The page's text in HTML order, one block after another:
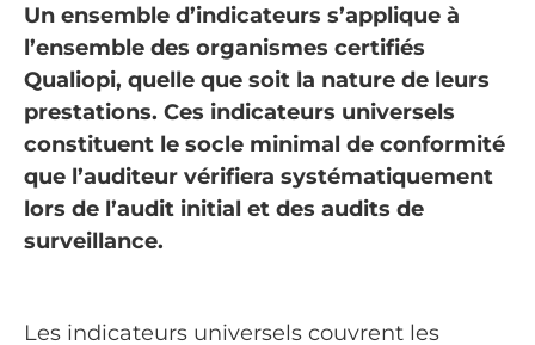
Un ensemble d’indicateurs s’applique à
l’ensemble des organismes certifiés
Qualiopi, quelle que soit la nature de leurs
prestations. Ces indicateurs universels
constituent le socle minimal de conformité
que l’auditeur vérifiera systématiquement
lors de l’audit initial et des audits de
surveillance.
Les indicateurs universels couvrent les